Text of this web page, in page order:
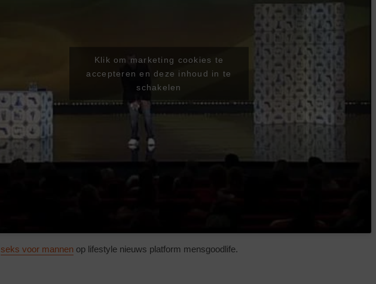
Klik om marketing cookies te
accepteren en deze inhoud in te
schakelen
seks voor mannen op lifestyle nieuws platform mensgoodlife.